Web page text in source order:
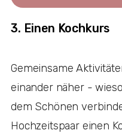
3. Einen Kochkurs
Gemeinsame
einander näher -
dem Schönen
Hochzeitspaar einen